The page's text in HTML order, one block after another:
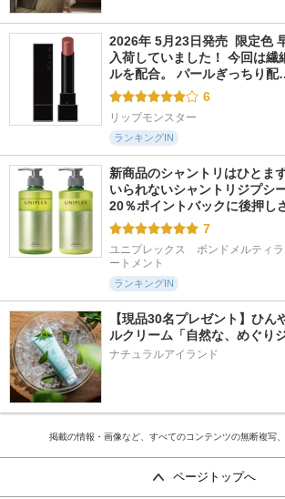
2026年 5月23日発売  限定色
入荷していました！ 今回は繊
ルを配合。 パールぎっちり
6
リップモンスター
ランキングIN
新商品のシャントリはひとま
いられないシャントリジプシ
20％ポイントバックに後押し
7
ユニプレックス　ボンドメルティ
ートメント
ランキングIN
【現品30名プレゼント】ひん
ルクリーム「自然な、めぐり
ナチュラルアイランド
掲載の情報・画像など、すべてのコンテンツの無断複写、
ページトップへ